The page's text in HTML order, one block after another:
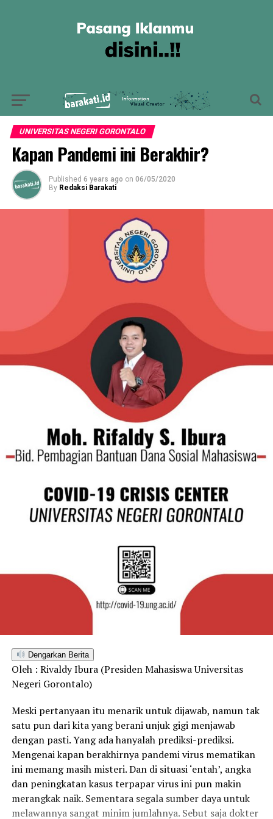
UNIVERSITAS NEGERI GORONTALO
Kapan Pandemi ini Berakhir?
Published 6 years ago on 06/05/2020
By Redaksi Barakati
Dengarkan Berita
Oleh : Rivaldy Ibura (Presiden Mahasiswa Universitas
Negeri Gorontalo)
Meski pertanyaan itu menarik untuk dijawab, namun tak
satu pun dari kita yang berani unjuk gigi menjawab
dengan pasti. Yang ada hanyalah prediksi-prediksi.
Mengenai kapan berakhirnya pandemi virus mematikan
ini memang masih misteri. Dan di situasi ‘entah’, angka
dan peningkatan kasus terpapar virus ini pun makin
merangkak naik. Sementara segala sumber daya untuk
melawannya sangat minim jumlahnya. Sebut saja dokter